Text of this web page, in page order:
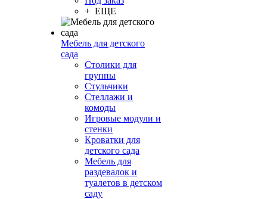
+ ЕЩЕ
Мебель для детского
сада
Столики для
группы
Стульчики
Стеллажи и
комоды
Игровые модули и
стенки
Кроватки для
детского сада
Мебель для
раздевалок и
туалетов в детском
саду